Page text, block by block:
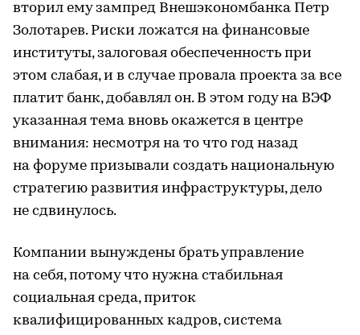
вторил ему зампред Внешэкономбанка Петр
Золотарев. Риски ложатся на финансовые
институты, залоговая обеспеченность при
этом слабая, и в случае провала проекта за все
платит банк, добавлял он. В этом году на ВЭФ
указанная тема вновь окажется в центре
внимания: несмотря на то что год назад
на форуме призывали создать национальную
стратегию развития инфраструктуры, дело
не сдвинулось.
Компании вынуждены брать управление
на себя, потому что нужна стабильная
социальная среда, приток
квалифицированных кадров, система